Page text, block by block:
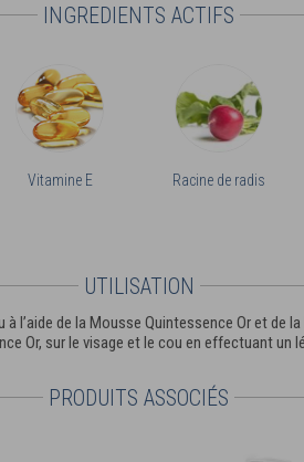
INGREDIENTS ACTIFS
Vitamine E Racine de radis
UTILISATION
l’aide de la Mousse Quintessence Or et de
Or, sur le visage et le cou en effectuant un
PRODUITS ASSOCIÉS